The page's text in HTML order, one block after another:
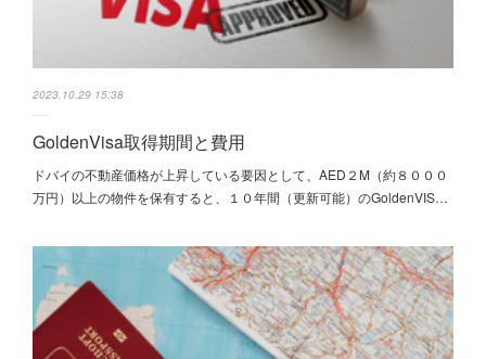
2023.10.29 15:38
GoldenVisa取得期間と費用
ドバイの不動産価格が上昇している要因として、AED２M（約８０００
万円）以上の物件を保有すると、１０年間（更新可能）のGoldenVIS…